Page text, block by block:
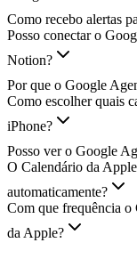
Como recebo alertas
Posso conectar o
Notion?
Por que o Google
Como escolher quais
iPhone?
Posso ver o Google
O Calendário da
automaticamente?
Com que frequência
da Apple?